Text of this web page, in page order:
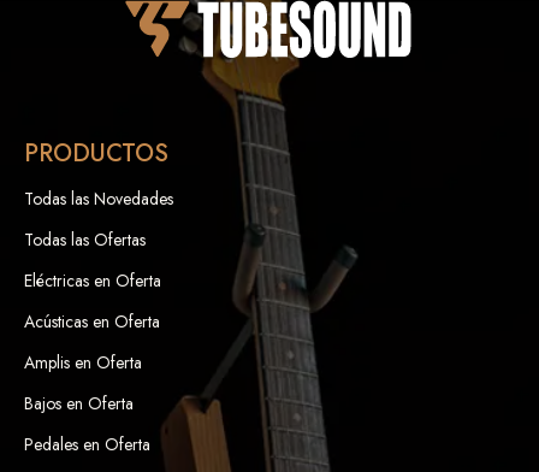
PRODUCTOS
Todas las Novedades
Todas las Ofertas
Eléctricas en Oferta
Acústicas en Oferta
Amplis en Oferta
Bajos en Oferta
Pedales en Oferta